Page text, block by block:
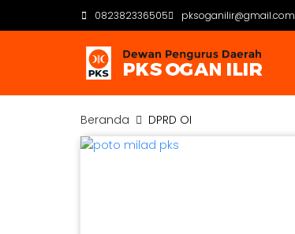
082382336505 pksoganilir@gmail.com
Beranda DPRD OI